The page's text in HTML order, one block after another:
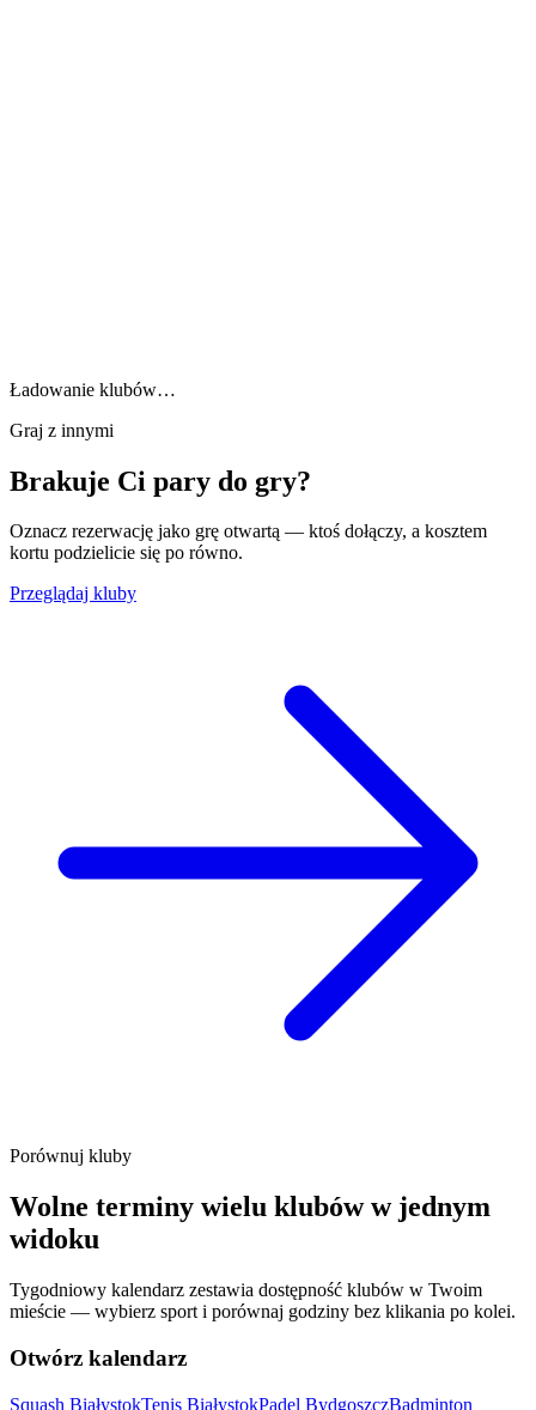
Ładowanie klubów…
Graj z innymi
Brakuje Ci pary do gry?
Oznacz rezerwację jako grę otwartą — ktoś dołączy, a kosztem
kortu podzielicie się po równo.
Przeglądaj kluby
Porównuj kluby
Wolne terminy wielu klubów w jednym
widoku
Tygodniowy kalendarz zestawia dostępność klubów w Twoim
mieście — wybierz sport i porównaj godziny bez klikania po kolei.
Otwórz kalendarz
Squash BiałystokTenis BiałystokPadel BydgoszczBadminton